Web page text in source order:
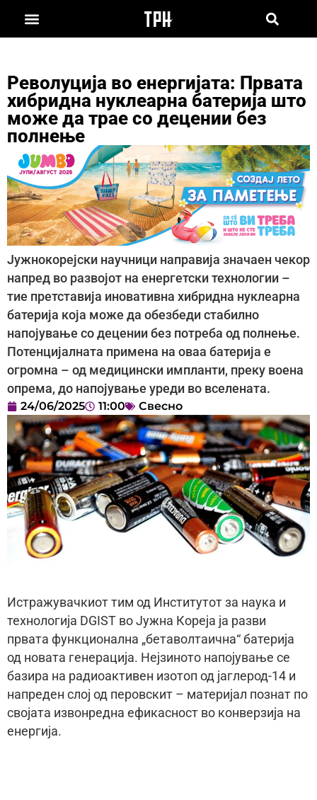
Револуција во енергијата: Првата
хибридна нуклеарна батерија што
може да трае со децении без
полнење
Јужнокорејски научници направија значаен чекор
напред во развојот на енергетски технологии –
тие претставија иновативна хибридна нуклеарна
батерија која може да обезбеди стабилно
напојување со децении без потреба од полнење.
Потенцијалната примена на оваа батерија е
огромна – од медицински импланти, преку воена
опрема, до напојување уреди во вселената.
24/06/2025 11:00 Свесно
Истражувачкиот тим од Институтот за наука и
технологија DGIST во Јужна Кореја ја разви
првата функционална „бетаволтаична“ батерија
од новата генерација. Нејзиното напојување се
базира на радиоактивен изотоп од јаглерод-14 и
напреден слој од перовскит – материјал познат по
својата извонредна ефикасност во конверзија на
енергија.